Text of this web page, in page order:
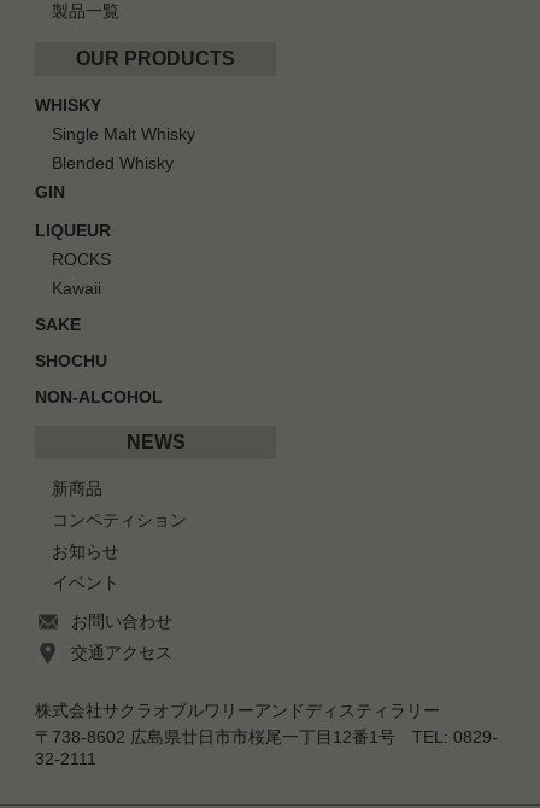
製品一覧
OUR PRODUCTS
WHISKY
Single Malt Whisky
Blended Whisky
GIN
LIQUEUR
ROCKS
Kawaii
SAKE
SHOCHU
NON-ALCOHOL
NEWS
新商品
コンペティション
お知らせ
イベント
お問い合わせ
交通アクセス
株式会社サクラオブルワリーアンドディスティラリー
〒738-8602 広島県廿日市市桜尾一丁目12番1号 TEL: 0829-
32-2111